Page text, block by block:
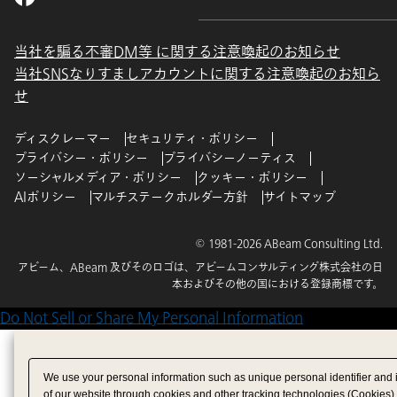
当社を騙る不審DM等 に関する注意喚起のお知らせ
当社SNSなりすましアカウントに関する注意喚起のお知ら
せ
ディスクレーマー
セキュリティ・ポリシー
プライバシー・ポリシー
プライバシーノーティス
ソーシャルメディア・ポリシー
クッキー・ポリシー
AIポリシー
マルチステークホルダー方針 サイトマップ
© 1981-2026 ABeam Consulting Ltd.
アビーム、ABeam 及びそのロゴは、アビームコンサルティング株式会社の日
本およびその他の国における登録商標です。
Do Not Sell or Share My Personal Information
We use your personal information such as unique personal identifier
of our website through cookies and other tracking technologies